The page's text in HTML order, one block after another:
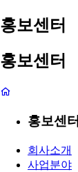
홍보센터
홍보센터
홍보센터
회사소개
사업분야